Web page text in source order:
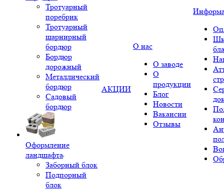
Тротуарный
поребрик
Тротуарный
шарнирный
бордюр
Бордюр
дорожный
Металлический
бордюр
Садовый
бордюр
Оформление
ландшафта
Заборный блок
Подпорный
блок
АКЦИИ
О нас
О заводе
О
продукции
Блог
Новости
Вакансии
Отзывы